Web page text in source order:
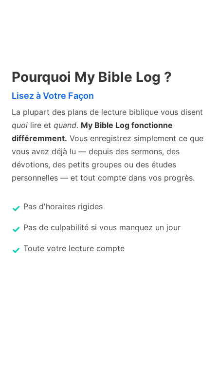
Pourquoi My Bible Log ?
Lisez à Votre Façon
La plupart des plans de lecture biblique vous disent
quoi lire et quand. My Bible Log fonctionne
différemment. Vous enregistrez simplement ce que
vous avez déjà lu — depuis des sermons, des
dévotions, des petits groupes ou des études
personnelles — et tout compte dans vos progrès.
Pas d'horaires rigides
Pas de culpabilité si vous manquez un jour
Toute votre lecture compte